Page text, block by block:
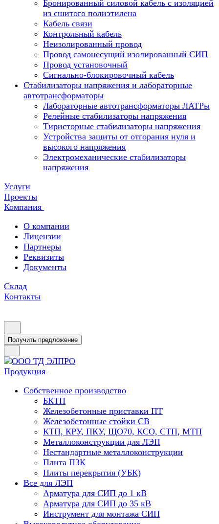
Бронированный силовой кабель с изоляцией
из сшитого полиэтилена
Кабель связи
Контрольный кабель
Неизолированный провод
Провод самонесущий изолированный СИП
Провод установочный
Сигнально-блокировочный кабель
Стабилизаторы напряжения и лабораторные
автотрансформаторы
Лабораторные автотрансформаторы ЛАТРы
Релейные стабилизаторы напряжения
Тиристорные стабилизаторы напряжения
Устройства защиты от отгорания нуля и
высокого напряжения
Электромеханические стабилизаторы
напряжения
Услуги
Проекты
Компания
О компании
Лицензии
Партнеры
Реквизиты
Документы
Склад
Контакты
Получить предложение
Продукция
Собственное производство
БКТП
Железобетонные приставки ПТ
Железобетонные стойки СВ
КТП, КРУ, ПКУ, ЩО70, КСО, СТП, МТП
Металлоконструкции для ЛЭП
Нестандартные металлоконструкции
Плита ПЗК
Плиты перекрытия (УБК)
Все для ЛЭП
Арматура для СИП до 1 кВ
Арматура для СИП до 35 кВ
Инструмент для монтажа СИП